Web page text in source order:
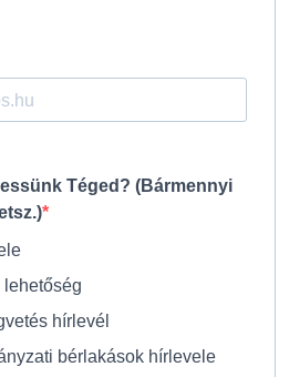
Téged? (Bármennyi
lehetőség
hírlevél
bérlakások hírlevele